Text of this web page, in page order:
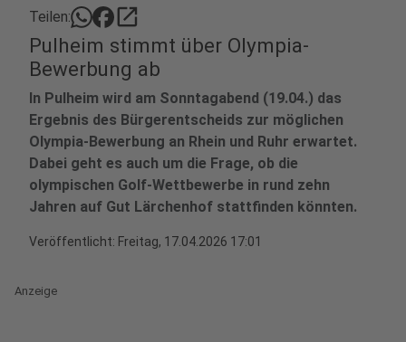
Teilen: open_in_new
Pulheim stimmt über Olympia-
Bewerbung ab
In Pulheim wird am Sonntagabend (19.04.) das
Ergebnis des Bürgerentscheids zur möglichen
Olympia-Bewerbung an Rhein und Ruhr erwartet.
Dabei geht es auch um die Frage, ob die
olympischen Golf-Wettbewerbe in rund zehn
Jahren auf Gut Lärchenhof stattfinden könnten.
Veröffentlicht: Freitag, 17.04.2026 17:01
Anzeige